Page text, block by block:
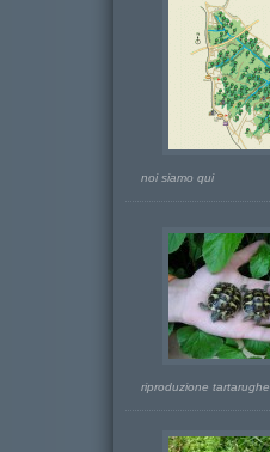
noi siamo qui
riproduzione tartarughe